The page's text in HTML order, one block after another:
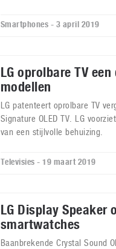
Smartphones - 3 april 2019
LG oprolbare TV
modellen
LG patenteert oprolbare TV
Signature OLED TV. LG
van een stijlvolle behuizing.
Televisies - 19 maart 2019
LG Display Speaker
smartwatches
Baanbrekende Crystal Sound